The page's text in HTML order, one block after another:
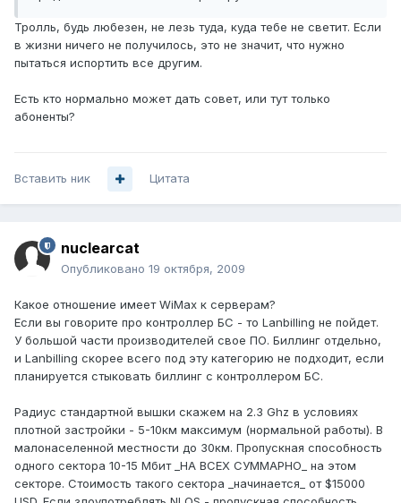
Тролль, будь любезен, не лезь туда, куда тебе не светит. Если
в жизни ничего не получилось, это не значит, что нужно
пытаться испортить все другим.
Есть кто нормально может дать совет, или тут только
абоненты?
Вставить ник Цитата
nuclearcat
Опубликовано 19 октября, 2009
Какое отношение имеет WiMax к серверам?
Если вы говорите про контроллер БС - то Lanbilling не пойдет.
У большой части производителей свое ПО. Биллинг отдельно,
и Lanbilling скорее всего под эту категорию не подходит, если
планируется стыковать биллинг с контроллером БС.
Радиус стандартной вышки скажем на 2.3 Ghz в условиях
плотной застройки - 5-10км максимум (нормальной работы). В
малонаселенной местности до 30км. Пропускная способность
одного сектора 10-15 Мбит _НА ВСЕХ СУММАРНО_ на этом
секторе. Стоимость такого сектора _начинается_ от $15000